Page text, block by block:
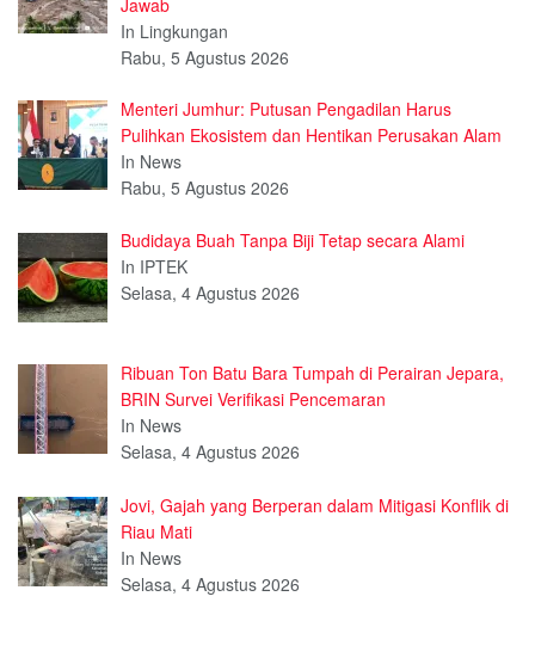
In Lingkungan
Rabu, 5 Agustus 2026
Menteri Jumhur: Putusan Pengadilan Harus
Pulihkan Ekosistem dan Hentikan Perusakan Alam
In News
Rabu, 5 Agustus 2026
Budidaya Buah Tanpa Biji Tetap secara Alami
In IPTEK
Selasa, 4 Agustus 2026
Ribuan Ton Batu Bara Tumpah di Perairan Jepara,
BRIN Survei Verifikasi Pencemaran
In News
Selasa, 4 Agustus 2026
Jovi, Gajah yang Berperan dalam Mitigasi Konflik di
Riau Mati
In News
Selasa, 4 Agustus 2026